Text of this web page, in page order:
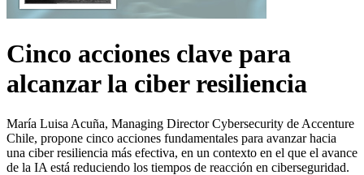
Cinco acciones clave para
alcanzar la ciber resiliencia
María Luisa Acuña, Managing Director Cybersecurity de Accenture
Chile, propone cinco acciones fundamentales para avanzar hacia
una ciber resiliencia más efectiva, en un contexto en el que el avance
de la IA está reduciendo los tiempos de reacción en ciberseguridad.